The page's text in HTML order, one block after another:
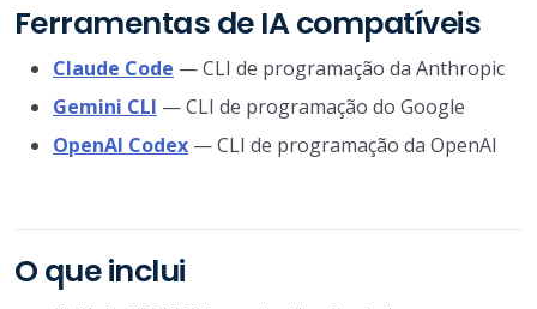
Ferramentas de IA compatíveis
Claude Code — CLI de programação da Anthropic
Gemini CLI — CLI de programação do Google
OpenAI Codex — CLI de programação da OpenAI
O que inclui